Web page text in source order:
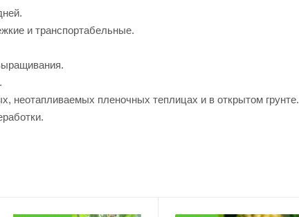
и транспортабельные.
неотапливаемых пленочных теплицах и в открытом грунте.